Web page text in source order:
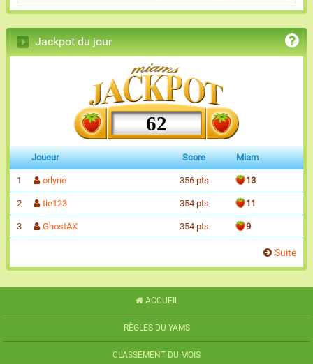
Jackpot du jour
62
Joueur Score Miam
1 orlyne 356 pts 13
2 tie123 354 pts 11
3 GhostAX 354 pts 9
Suite
ACCUEIL
RÈGLES DU YAMS
CLASSEMENT DU MOIS